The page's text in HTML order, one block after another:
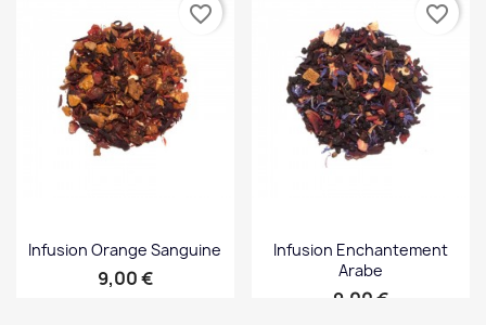
Infusion Orange Sanguine
Prix
9,00 €
favorite_border
Infusion Enchantement
Arabe
Prix
9,00 €
favorite_border